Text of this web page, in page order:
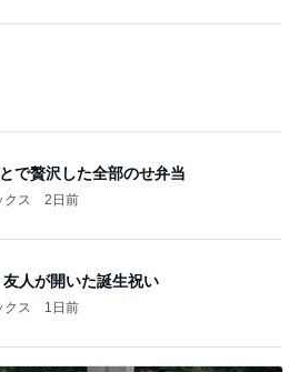
で贅沢した全部のせ弁当
ス 2日前
人が開いた誕生祝い
ス 1日前